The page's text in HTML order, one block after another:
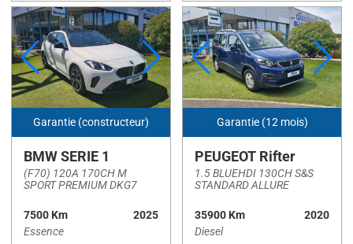
PARTNER (1)
Rifter (1)
SANDERO (1)
SERIE 1 (2)
SERIE 2 COUPE (1)
SERIE 2 GRAN COUPE
SERIE 5 TOURING
SYMBIOZ
T-ROC
Garantie (constructeur)
BMW SERIE 1
(F70) 120A 170CH M
SPORT PREMIUM DKG7
7500 Km
2025
Essence
Garantie (12 mois)
PEUGEOT Rifter
1.5 BLUEHDI 130CH S&S
STANDARD ALLURE
35900 Km
2020
Diesel